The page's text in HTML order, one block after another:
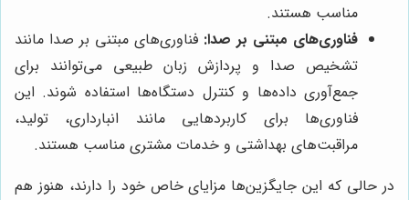
مناسب هستند.
فناوری‌های مبتنی بر صدا: فناوری‌های مبتنی بر صدا مانند
تشخیص صدا و پردازش زبان طبیعی می‌توانند برای
جمع‌آوری داده‌ها و کنترل دستگاه‌ها استفاده شوند. این
فناوری‌ها برای کاربردهایی مانند انبارداری، تولید،
مراقبت‌های بهداشتی و خدمات مشتری مناسب هستند.
در حالی که این جایگزین‌ها مزایای خاص خود را دارند، هنوز هم